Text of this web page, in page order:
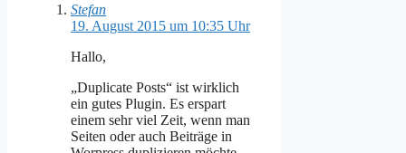
Stefan
19. August 2015 um 10:35 Uhr
Hallo,
„Duplicate Posts“ ist wirklich
ein gutes Plugin. Es erspart
einem sehr viel Zeit, wenn man
Seiten oder auch Beiträge in